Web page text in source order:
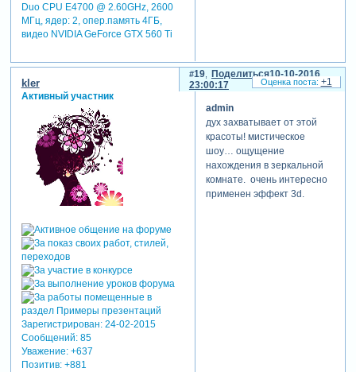
Duo CPU E4700 @ 2.60GHz, 2600
МГц, ядер: 2, опер.память 4ГБ,
видео NVIDIA GeForce GTX 560 Ti
Поделиться
19
10-10-2016
23:00:17
kler
Активный участник
Зарегистрирован: 24-02-2015
Сообщений:85
Уважение: +637
Позитив: +881
admin
дух захватывает от этой
красоты! мистическое
шоу… ощущение
нахождения в зеркальной
комнате. очень интересно
применен эффект 3d.
+1